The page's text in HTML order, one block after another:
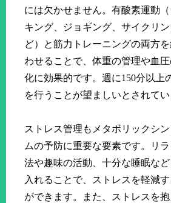
には欠かせません。有酸素運動
キング、ジョギング、サイクリ
ど）と筋力トレーニングの両方
わせることで、体重の管理や血
化に効果的です。週に150分以上
を行うことが望ましいとされてい
ストレス管理もメタボリックシ
ムの予防に重要な要素です。リ
法や趣味の活動、十分な睡眠など
入れることで、ストレスを軽減す
ができます。また、ストレスを